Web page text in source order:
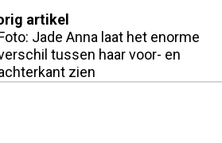
artikel
Jade Anna laat het enorme
tussen haar voor- en
zien